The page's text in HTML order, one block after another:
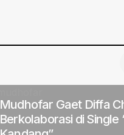
Mudhofar Gaet Diffa
Berkolaborasi di Single